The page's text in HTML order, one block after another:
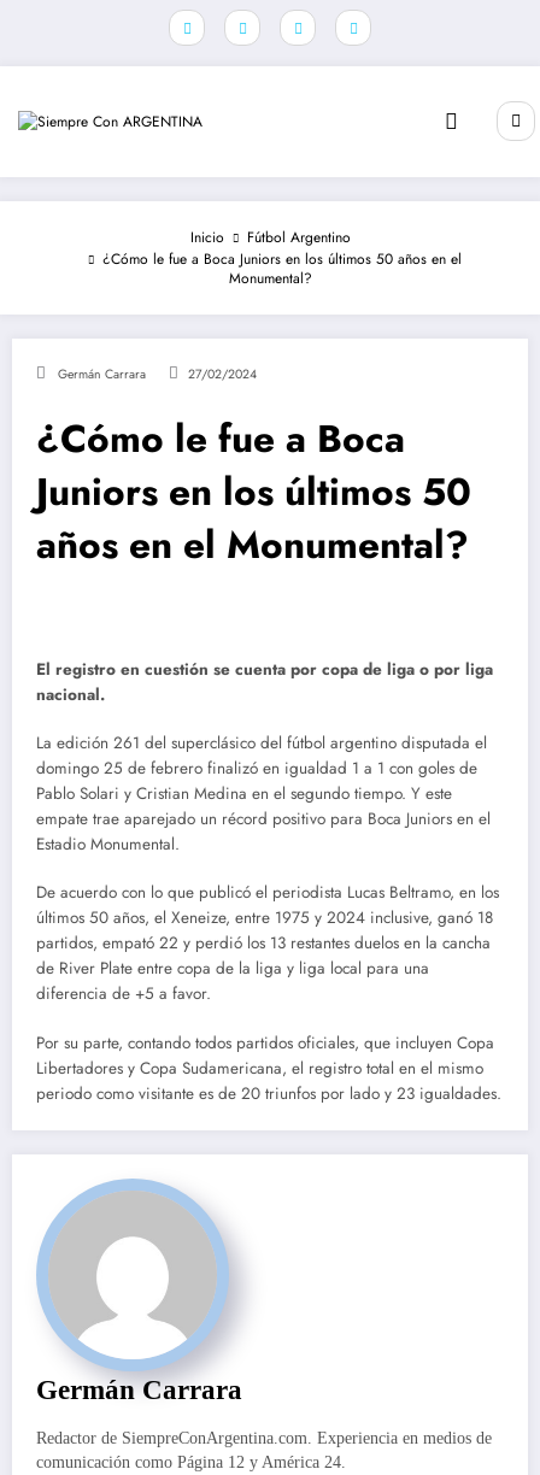
Inicio
Fútbol Argentino
¿Cómo le fue a Boca Juniors en los últimos 50 años en el
Monumental?
Germán Carrara 27/02/2024
¿Cómo le fue a Boca
Juniors en los últimos 50
años en el Monumental?
El registro en cuestión se cuenta por copa de liga o por liga
nacional.
La edición 261 del superclásico del fútbol argentino disputada el
domingo 25 de febrero finalizó en igualdad 1 a 1 con goles de
Pablo Solari y Cristian Medina en el segundo tiempo. Y este
empate trae aparejado un récord positivo para Boca Juniors en el
Estadio Monumental.
De acuerdo con lo que publicó el periodista Lucas Beltramo, en los
últimos 50 años, el Xeneize, entre 1975 y 2024 inclusive, ganó 18
partidos, empató 22 y perdió los 13 restantes duelos en la cancha
de River Plate entre copa de la liga y liga local para una
diferencia de +5 a favor.
Por su parte, contando todos partidos oficiales, que incluyen Copa
Libertadores y Copa Sudamericana, el registro total en el mismo
periodo como visitante es de 20 triunfos por lado y 23 igualdades.
Germán Carrara
Redactor de SiempreConArgentina.com. Experiencia en medios de
comunicación como Página 12 y América 24.